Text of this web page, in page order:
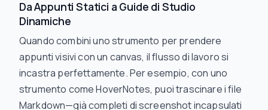
Da Appunti Statici a Guide di Studio
Dinamiche
Quando combini uno strumento per prendere
appunti visivi con un canvas, il flusso di lavoro si
incastra perfettamente. Per esempio, con uno
strumento come HoverNotes, puoi trascinare i file
Markdown—già completi di screenshot incapsulati